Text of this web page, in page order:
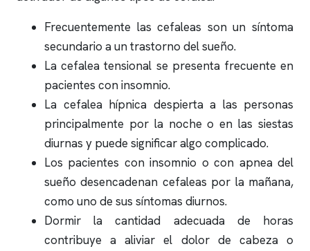
Frecuentemente las cefaleas son un síntoma
secundario a un trastorno del sueño.
La cefalea tensional se presenta frecuente en
pacientes coninsomnio.
La cefalea hípnica despierta a las personas
principalmente por la noche o en las siestas
diurnas y puede significar algo complicado.
Los pacientes coninsomnio o con apnea del
sueño desencadenan cefaleas por la mañana,
como uno de sus síntomas diurnos.
Dormir la cantidad adecuada de horas
contribuye a aliviar el dolor de cabeza o